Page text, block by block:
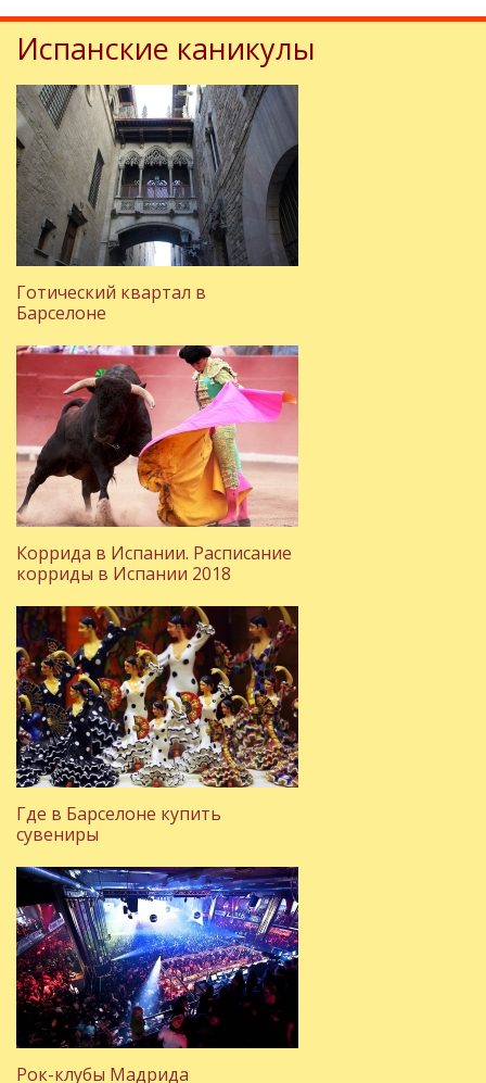
Испанские каникулы
Готический квартал в
Барселоне
Коррида в Испании. Расписание
корриды в Испании 2018
Где в Барселоне купить
сувениры
Рок-клубы Мадрида